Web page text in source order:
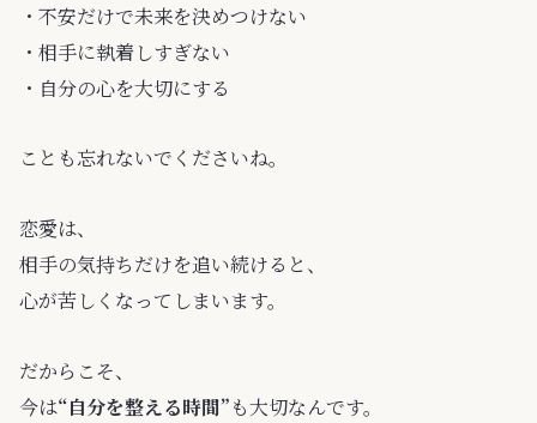
・不安だけで未来を決めつけない
・相手に執着しすぎない
・自分の心を大切にする
ことも忘れないでくださいね。
恋愛は、
相手の気持ちだけを追い続けると、
心が苦しくなってしまいます。
だからこそ、
今は“自分を整える時間”も大切なんです。